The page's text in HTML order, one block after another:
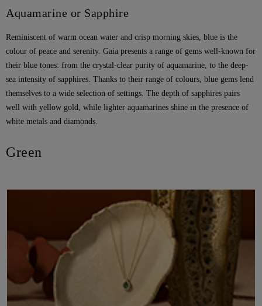
Aquamarine or Sapphire
Reminiscent of warm ocean water and crisp morning skies, blue is the
colour of peace and serenity. Gaia presents a range of gems well-known for
their blue tones: from the crystal-clear purity of aquamarine, to the deep-
sea intensity of sapphires. Thanks to their range of colours, blue gems lend
themselves to a wide selection of settings. The depth of sapphires pairs
well with yellow gold, while lighter aquamarines shine in the presence of
white metals and diamonds.
Green